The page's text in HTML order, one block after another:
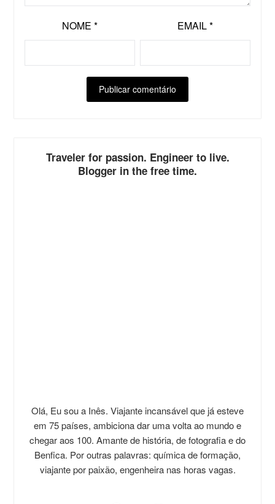
NOME * EMAIL*
Traveler for passion. Engineer to live.
Blogger in the free time.
Olá, Eu sou a Inês. Viajante incansável que já esteve
em 75 países, ambiciona dar uma volta ao mundo e
chegar aos 100. Amante de história, de fotografia e do
Benfica. Por outras palavras: química de formação,
viajante por paixão, engenheira nas horas vagas.